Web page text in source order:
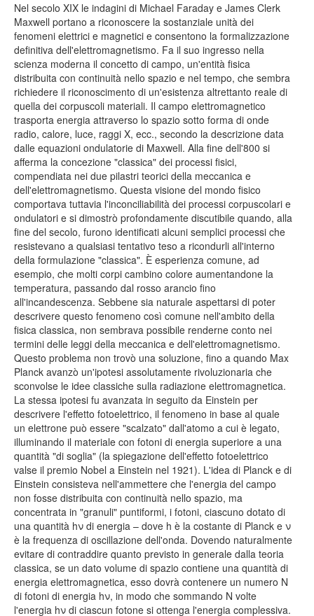
Nel secolo XIX le indagini di Michael Faraday e James Clerk
Maxwell portano a riconoscere la sostanziale unità dei
fenomeni elettrici e magnetici e consentono la formalizzazione
definitiva dell'elettromagnetismo. Fa il suo ingresso nella
scienza moderna il concetto di campo, un'entità fisica
distribuita con continuità nello spazio e nel tempo, che sembra
richiedere il riconoscimento di un'esistenza altrettanto reale di
quella dei corpuscoli materiali. Il campo elettromagnetico
trasporta energia attraverso lo spazio sotto forma di onde
radio, calore, luce, raggi X, ecc., secondo la descrizione data
dalle equazioni ondulatorie di Maxwell. Alla fine dell'800 si
afferma la concezione "classica" dei processi fisici,
compendiata nei due pilastri teorici della meccanica e
dell'elettromagnetismo. Questa visione del mondo fisico
comportava tuttavia l'inconciliabilità dei processi corpuscolari e
ondulatori e si dimostrò profondamente discutibile quando, alla
fine del secolo, furono identificati alcuni semplici processi che
resistevano a qualsiasi tentativo teso a ricondurli all'interno
della formulazione "classica". È esperienza comune, ad
esempio, che molti corpi cambino colore aumentandone la
temperatura, passando dal rosso arancio fino
all'incandescenza. Sebbene sia naturale aspettarsi di poter
descrivere questo fenomeno così comune nell'ambito della
fisica classica, non sembrava possibile renderne conto nei
termini delle leggi della meccanica e dell'elettromagnetismo.
Questo problema non trovò una soluzione, fino a quando Max
Planck avanzò un'ipotesi assolutamente rivoluzionaria che
sconvolse le idee classiche sulla radiazione elettromagnetica.
La stessa ipotesi fu avanzata in seguito da Einstein per
descrivere l'effetto fotoelettrico, il fenomeno in base al quale
un elettrone può essere "scalzato" dall'atomo a cui è legato,
illuminando il materiale con fotoni di energia superiore a una
quantità "di soglia" (la spiegazione dell'effetto fotoelettrico
valse il premio Nobel a Einstein nel 1921). L'idea di Planck e di
Einstein consisteva nell'ammettere che l'energia del campo
non fosse distribuita con continuità nello spazio, ma
concentrata in "granuli" puntiformi, i fotoni, ciascuno dotato di
una quantità hν di energia – dove h è la costante di Planck e ν
è la frequenza di oscillazione dell'onda. Dovendo naturalmente
evitare di contraddire quanto previsto in generale dalla teoria
classica, se un dato volume di spazio contiene una quantità di
energia elettromagnetica, esso dovrà contenere un numero N
di fotoni di energia hν, in modo che sommando N volte
l'energia hν di ciascun fotone si ottenga l'energia complessiva.